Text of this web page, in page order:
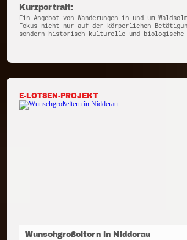
Kurzportrait:
Ein Angebot von Wanderungen in und um
Fokus nicht nur auf der körperlichen
sondern historisch-kulturelle und biologische
E-LOTSEN-PROJEKT
Wunschgroßeltern in Nidderau